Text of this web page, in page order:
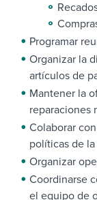
Programar
Organizar la
artículos de
Mantener la
reparaciones
Colaborar
políticas de
Organizar
Coordinarse
el equipo de